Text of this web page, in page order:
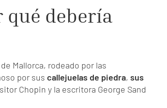
qué debería
Mallorca, rodeado por las
por sus callejuelas de piedra, sus
Chopin y la escritora George Sand